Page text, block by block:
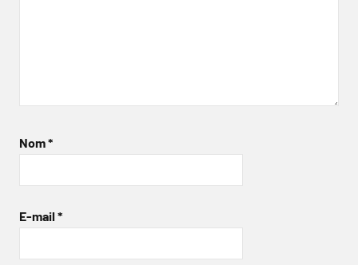
Nom*
E-mail *